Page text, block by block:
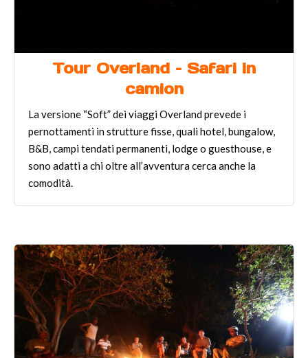
Tour Overland – Safari in
camion
La versione “Soft” dei viaggi Overland prevede i
pernottamenti in strutture fisse, quali hotel, bungalow,
B&B, campi tendati permanenti, lodge o guesthouse, e
sono adatti a chi oltre all’avventura cerca anche la
comodità.